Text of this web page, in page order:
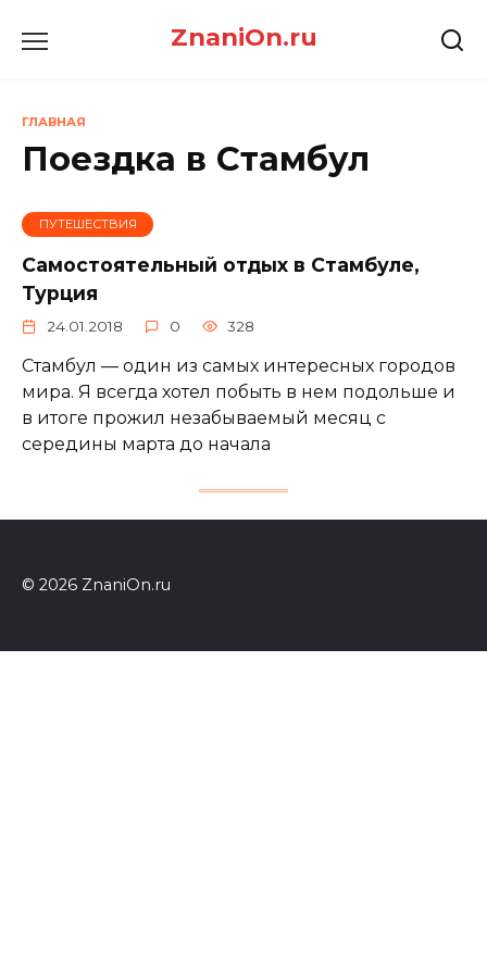
ZnaniOn.ru
ГЛАВНАЯ
Поездка в Стамбул
ПУТЕШЕСТВИЯ
Самостоятельный отдых в Стамбуле,
Турция
24.01.2018 0 328
Стамбул — один из самых интересных городов
мира. Я всегда хотел побыть в нем подольше и
в итоге прожил незабываемый месяц с
середины марта до начала
© 2026 ZnaniOn.ru